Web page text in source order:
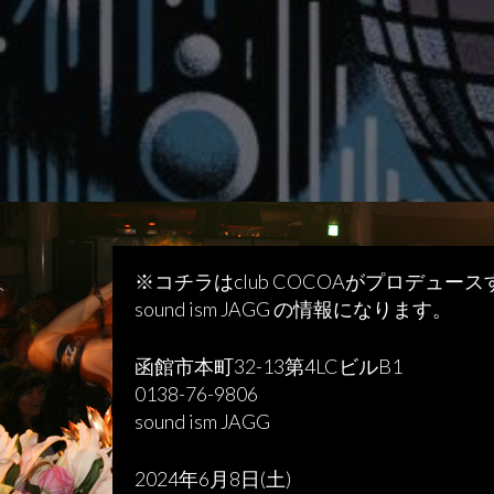
※コチラはclub COCOAがプロデュース
sound ism JAGG の情報になります。
函館市本町32-13第4LCビルB1
0138-76-9806
sound ism JAGG
2024年6月8日(土)